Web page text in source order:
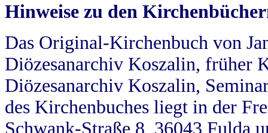
Hinweise zu den
Das Original-Kirchenbuch von
Diözesanarchiv Koszalin, früher
Diözesanarchiv Koszalin,
des Kirchenbuches liegt in der
Schwank-Straße 8, 36043 Fulda